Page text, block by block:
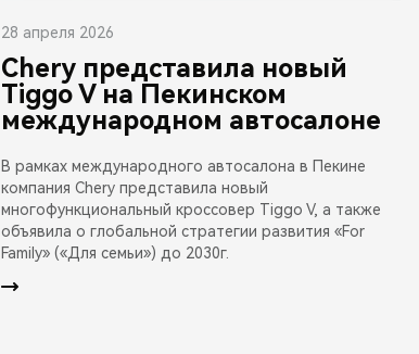
28 апреля 2026
Chery представила новый
Tiggo V на Пекинском
международном автосалоне
В рамках международного автосалона в Пекине
компания Chery представила новый
многофункциональный кроссовер Tiggo V, а также
объявила о глобальной стратегии развития «For
Family» («Для семьи») до 2030г.